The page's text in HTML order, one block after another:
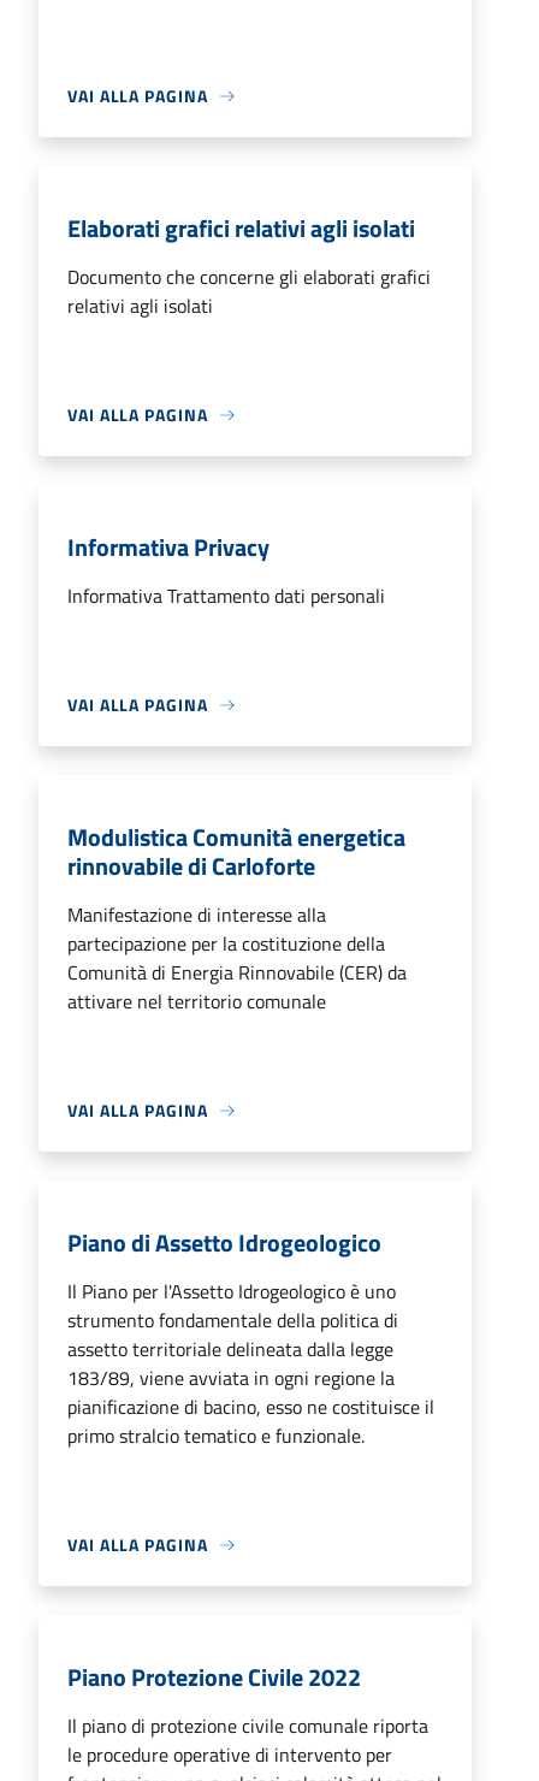
VAI ALLA PAGINA
Elaborati grafici relativi agli isolati
Documento che concerne gli elaborati grafici
relativi agli isolati
VAI ALLA PAGINA
Informativa Privacy
Informativa Trattamento dati personali
VAI ALLA PAGINA
Modulistica Comunità energetica
rinnovabile di Carloforte
Manifestazione di interesse alla
partecipazione per la costituzione della
Comunità di Energia Rinnovabile (CER) da
attivare nel territorio comunale
VAI ALLA PAGINA
Piano di Assetto Idrogeologico
Il Piano per l'Assetto Idrogeologico è uno
strumento fondamentale della politica di
assetto territoriale delineata dalla legge
183/89, viene avviata in ogni regione la
pianificazione di bacino, esso ne costituisce il
primo stralcio tematico e funzionale.
VAI ALLA PAGINA
Piano Protezione Civile 2022
Il piano di protezione civile comunale riporta
le procedure operative di intervento per